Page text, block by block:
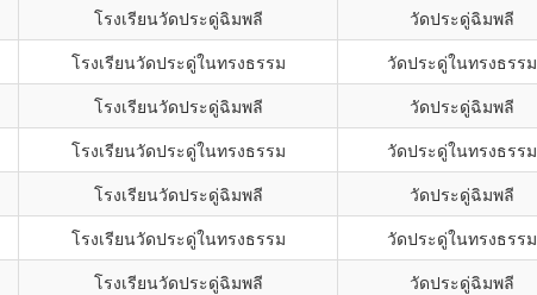
โรงเรียนวัดประดู่ฉิมพลี วัดประดู่ฉิมพลี
โรงเรียนวัดประดู่ในทรงธรรม วัดประดู่ในทรงธรรม
โรงเรียนวัดประดู่ฉิมพลี วัดประดู่ฉิมพลี
โรงเรียนวัดประดู่ในทรงธรรม วัดประดู่ในทรงธรรม
โรงเรียนวัดประดู่ฉิมพลี วัดประดู่ฉิมพลี
โรงเรียนวัดประดู่ในทรงธรรม วัดประดู่ในทรงธรรม
โรงเรียนวัดประดู่ฉิมพลี วัดประดู่ฉิมพลี